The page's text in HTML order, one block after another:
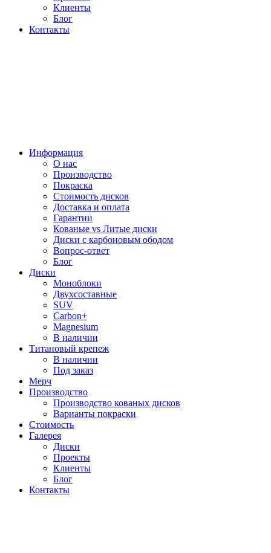
Клиенты
Блог
Контакты
Информация
О нас
Производство
Покраска
Стоимость дисков
Доставка и оплата
Гарантии
Кованые vs Литые диски
Диски с карбоновым ободом
Вопрос-ответ
Блог
Диски
Моноблоки
Двухсоставные
SUV
Carbon+
Magnesium
В наличии
Титановый крепеж
В наличии
Под заказ
Мерч
Производство
Производство кованых дисков
Варианты покраски
Стоимость
Галерея
Диски
Проекты
Клиенты
Блог
Контакты